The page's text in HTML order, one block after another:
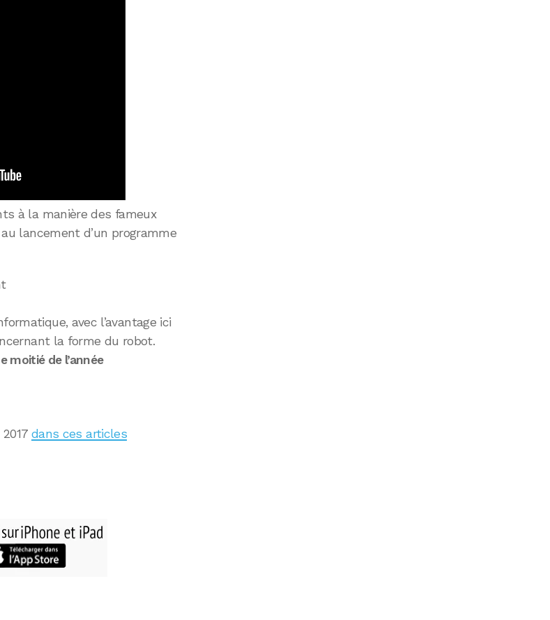
à la manière des fameux
lancement d’un programme
avec l’avantage ici
la forme du robot.
moitié de l’année
dans ces articles